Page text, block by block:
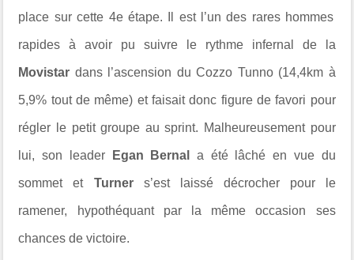
place sur cette 4eétape. Il est l’un des rares hommes
rapides à avoir pu suivre le rythme infernal de la
Movistar dans l’ascension du Cozzo Tunno (14,4km à
5,9% tout de même) et faisait donc figure de favori pour
régler le petit groupe au sprint. Malheureusement pour
lui, son leader Egan Bernal a été lâché en vue du
sommet et Turners’est laissé décrocher pour le
ramener, hypothéquant par la même occasion ses
chances de victoire.